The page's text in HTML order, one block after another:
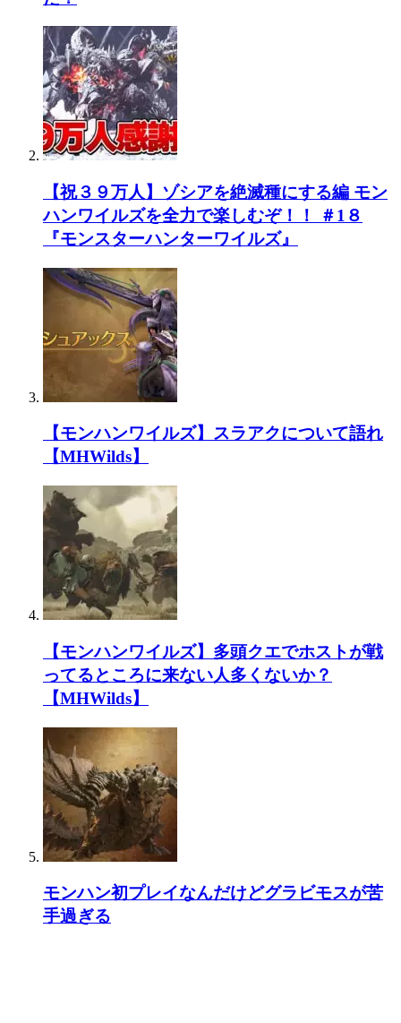
【祝３９万人】ゾシアを絶滅種にする編 モン
ハンワイルズを全力で楽しむぞ！！ ＃1８
『モンスターハンターワイルズ』
【モンハンワイルズ】スラアクについて語れ
【MHWilds】
【モンハンワイルズ】多頭クエでホストが戦
ってるところに来ない人多くないか？
【MHWilds】
モンハン初プレイなんだけどグラビモスが苦
手過ぎる